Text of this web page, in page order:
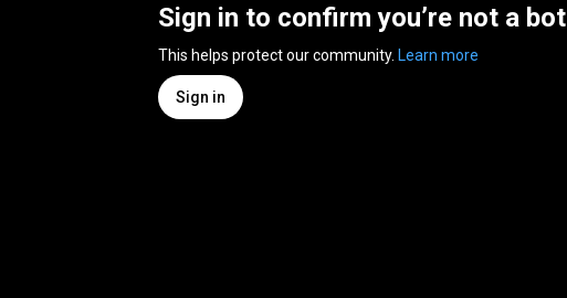
Sign in to confirm you’re not a bot
This helps protect our community. Learn more
Sign in